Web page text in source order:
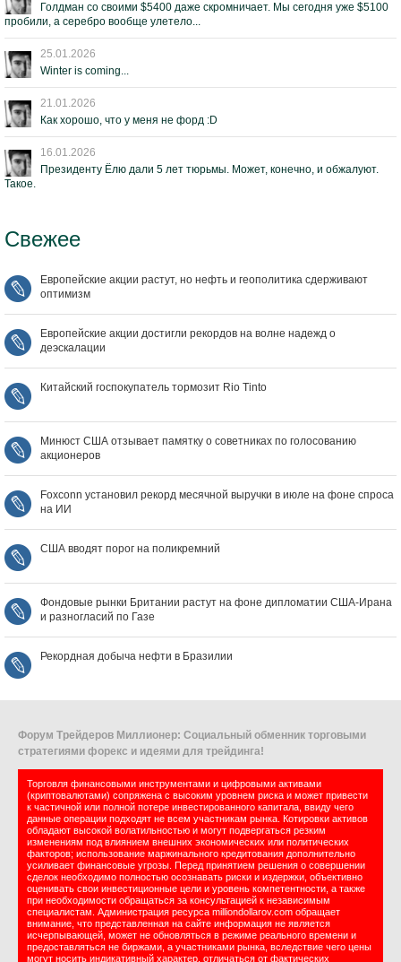
Голдман со своими $5400 даже скромничает. Мы сегодня уже $5100
пробили, а серебро вообще улетело...
25.01.2026
Winter is coming...
21.01.2026
Как хорошо, что у меня не форд :D
16.01.2026
Президенту Ёлю дали 5 лет тюрьмы. Может, конечно, и обжалуют.
Такое.
Свежее
Европейские акции растут, но нефть и геополитика сдерживают
оптимизм
Европейские акции достигли рекордов на волне надежд о
деэскалации
Китайский госпокупатель тормозит Rio Tinto
Минюст США отзывает памятку о советниках по голосованию
акционеров
Foxconn установил рекорд месячной выручки в июле на фоне спроса
на ИИ
США вводят порог на поликремний
Фондовые рынки Британии растут на фоне дипломатии США‑Ирана
и разногласий по Газе
Рекордная добыча нефти в Бразилии
Форум Трейдеров Миллионер: Социальный обменник торговыми
стратегиями форекс и идеями для трейдинга!
Торговля финансовыми инструментами и цифровыми активами
(криптовалютами) сопряжена с высоким уровнем риска и может привести
к частичной или полной потере инвестированного капитала, ввиду чего
данные операции подходят не всем участникам рынка. Котировки активов
обладают высокой волатильностью и могут подвергаться резким
изменениям под влиянием внешних экономических или политических
факторов; использование маржинального кредитования дополнительно
усиливает финансовые угрозы. Перед принятием решения о совершении
сделок необходимо полностью осознавать риски и издержки, объективно
оценивать свои инвестиционные цели и уровень компетентности, а также
при необходимости обращаться за консультацией к независимым
специалистам. Администрация ресурса milliondollarov.com обращает
внимание, что представленная на сайте информация не является
исчерпывающей, может не обновляться в режиме реального времени и
предоставляться не биржами, а участниками рынка, вследствие чего цены
могут носить индикативный характер, отличаться от фактических